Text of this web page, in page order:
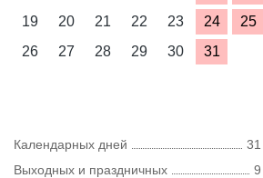
19
20 21 22 23 24
25
26
27 28 29 30 31
Календарных дней
31
Выходных и праздничных
9